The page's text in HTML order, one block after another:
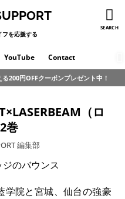
SEARCH
フを応援する
YouTube Contact
200円OFFクーポンプレゼント中！
（ロ
巻
編集部
学院と宮城、仙台の強豪